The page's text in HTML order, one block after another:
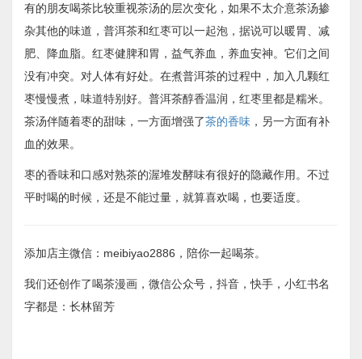
有的朋友喝茶比较重视茶汤的层次变化，如果不太介意茶汤掺
杂其他的味道，普洱茶和红枣可以一起泡，据说可以暖胃、减
肥、降血脂。红枣健脾和胃，益气养血，养血安神。它们之间
没有冲突。对人体有好处。在煮普洱茶的过程中，加入几颗红
枣慢慢煮，味道特别好。普洱茶醇香温润，红枣里都是糯米。
茶汤伴随着枣的甜味，一方面增强了茶的香味 ，另一方面有补
血的效果。
枣的香味和口感对熟茶的渥堆发酵味有很好的隐藏作用。不过
平时喝的时候，还是不能过量，就算喜欢喝，也要适度。
添加店主微信：meibiyao2886，陪你一起喝茶。
我们还创作了喝茶漫画，微信公众号，抖音，快手，小红书名
字都是：长林留芳